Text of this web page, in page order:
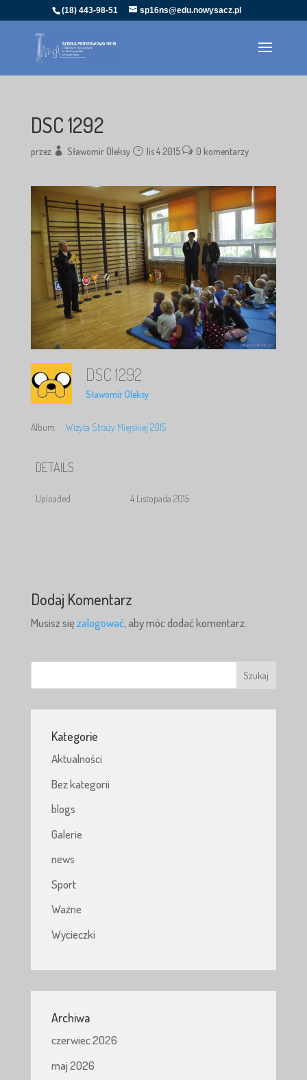
(18) 443-98-51 sp16ns@edu.nowysacz.pl
DSC 1292
przez Sławomir Oleksy lis 4 2015 0 komentarzy
DSC 1292
Sławomir Oleksy
Album: Wizyta Straży Miejskiej 2015
DETAILS
Uploaded 4 Listopada 2015
Dodaj Komentarz
Musisz sięzalogować, aby móc dodać komentarz.
Kategorie
Aktualności
Bez kategorii
blogs
Galerie
news
Sport
Ważne
Wycieczki
Archiwa
czerwiec 2026
maj 2026